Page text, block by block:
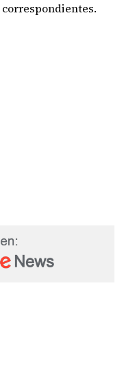
correspondientes.